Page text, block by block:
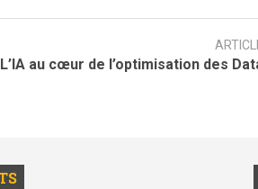
L’IA au cœur de l’optimisation des